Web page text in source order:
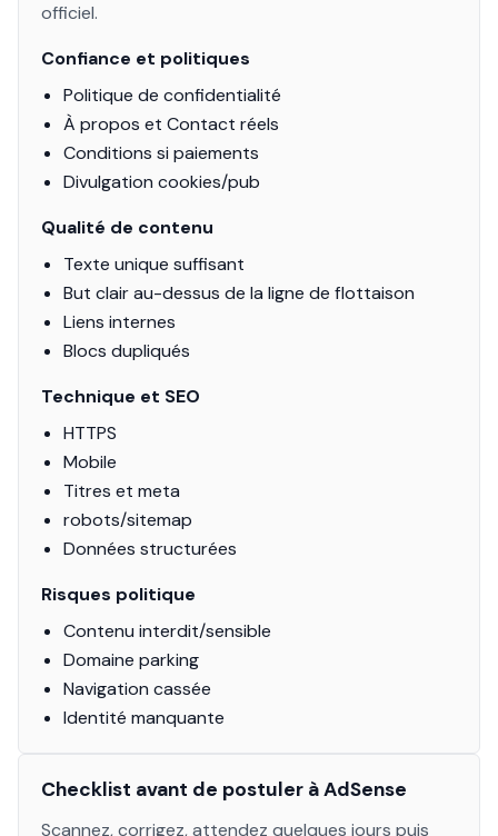
officiel.
Confiance et politiques
Politique de confidentialité
À propos et Contact réels
Conditions si paiements
Divulgation cookies/pub
Qualité de contenu
Texte unique suffisant
But clair au-dessus de la ligne de flottaison
Liens internes
Blocs dupliqués
Technique et SEO
HTTPS
Mobile
Titres et meta
robots/sitemap
Données structurées
Risques politique
Contenu interdit/sensible
Domaine parking
Navigation cassée
Identité manquante
Checklist avant de postuler à AdSense
Scannez, corrigez, attendez quelques jours puis